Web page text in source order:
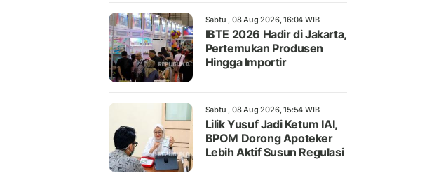
Sabtu , 08 Aug 2026, 16:04 WIB
IBTE 2026 Hadir di Jakarta,
Pertemukan Produsen
Hingga Importir
Sabtu , 08 Aug 2026, 15:54 WIB
Lilik Yusuf Jadi Ketum IAI,
BPOM Dorong Apoteker
Lebih Aktif Susun Regulasi